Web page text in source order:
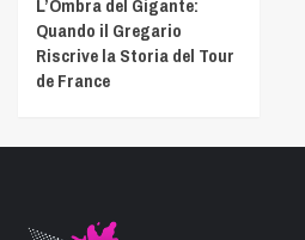
L’Ombra del Gigante:
Quando il Gregario
Riscrive la Storia del Tour
de France